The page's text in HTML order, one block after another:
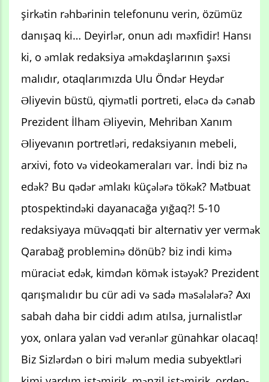
şirkətin rəhbərinin telefonunu verin, özümüz
danışaq ki… Deyirlər, onun adı məxfidir! Hansı
ki, o əmlak redaksiya əməkdaşlarının şəxsi
malıdır, otaqlarımızda Ulu Öndər Heydər
Əliyevin büstü, qiymətli portreti, eləcə də cənab
Prezident İlham Əliyevin, Mehriban Xanım
Əliyevanın portretləri, redaksiyanın mebeli,
arxivi, foto və videokameraları var. İndi biz nə
edək? Bu qədər əmlakı küçələrə tökək? Mətbuat
ptospektindəki dayanacağa yığaq?! 5-10
redaksiyaya müvəqqəti bir alternativ yer vermək
Qarabağ probleminə dönüb? biz indi kimə
müraciət edək, kimdən kömək istəyək? Prezident
qarışmalıdır bu cür adi və sadə məsələlərə? Axı
sabah daha bir ciddi adım atılsa, jurnalistlər
yox, onlara yalan vəd verənlər günahkar olacaq!
Biz Sizlərdən o biri məlum media subyektləri